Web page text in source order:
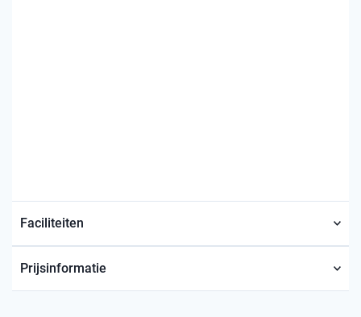
Faciliteiten
Prijsinformatie